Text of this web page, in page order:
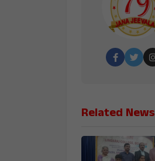
Related News